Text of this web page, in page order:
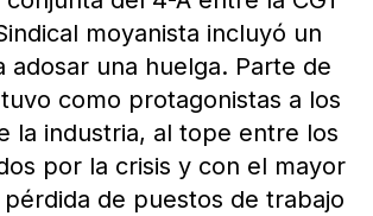
moyanista incluyó un
adosar una huelga. Parte de
como protagonistas a los
la industria, al tope entre los
por la crisis y con el mayor
de puestos de trabajo